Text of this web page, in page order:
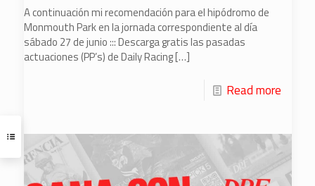
A continuación mi recomendación para el hipódromo de
Monmouth Park en la jornada correspondiente al día
sábado 27 de junio ::: Descarga gratis las pasadas
actuaciones (PP’s) de Daily Racing[…]
Read more